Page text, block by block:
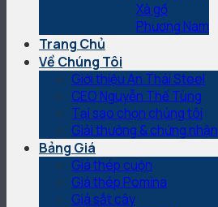
Xà gồ
Phương Nam
Trang Chủ
Về Chúng Tôi
Giới thiệu An Thái Steel
CEO Nguyễn Thế Tùng
Tại sao chọn chúng tôi
Giải thưởng & chứng nhận
Bảng Giá
Giá thép cuộn
Giá thép Pomina
Giá sắt cây